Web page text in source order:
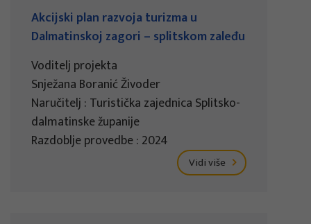
Akcijski plan razvoja turizma u
Dalmatinskoj zagori – splitskom zaleđu
Voditelj projekta
Snježana Boranić Živoder
Naručitelj : Turistička zajednica Splitsko-
dalmatinske županije
Razdoblje provedbe : 2024
Vidi više